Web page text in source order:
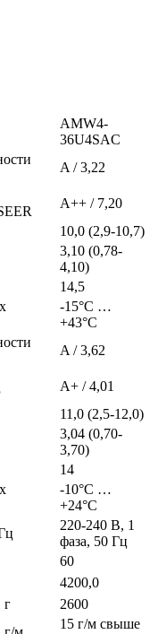
AMW4-
36U4SAC
A / 3,22
A++ / 7,20
10,0 (2,9-10,7)
3,10 (0,78-
4,10)
14,5
-15°C …
+43°C
A / 3,62
A+ / 4,01
11,0 (2,5-12,0)
3,04 (0,70-
3,70)
14
-10°C …
+24°C
220-240 В, 1
фаза, 50 Гц
60
4200,0
г
2600
15 г/м свыше